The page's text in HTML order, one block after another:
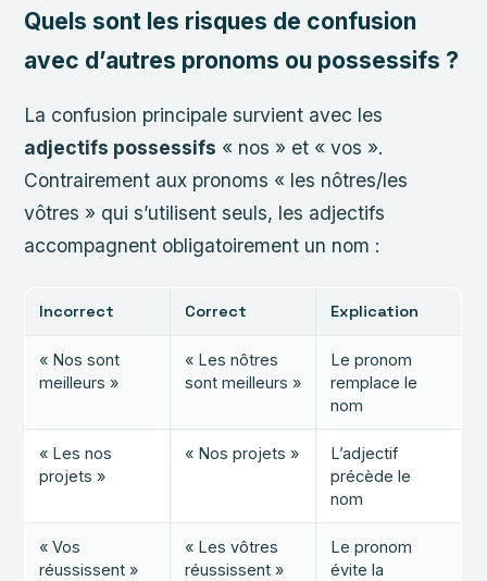
Quels sont les risques de confusion
avec d’autres pronoms ou possessifs ?
La confusion principale survient avec les
adjectifs possessifs « nos » et « vos ».
Contrairement aux pronoms « les nôtres/les
vôtres » qui s’utilisent seuls, les adjectifs
accompagnent obligatoirement un nom :
Incorrect Correct Explication
« Nos sont
meilleurs »
« Les nôtres
sont meilleurs »
Le pronom
remplace le
nom
« Les nos
projets »
« Nos projets »
L’adjectif
précède le
nom
« Vos
réussissent »
« Les vôtres
réussissent »
Le pronom
évite la